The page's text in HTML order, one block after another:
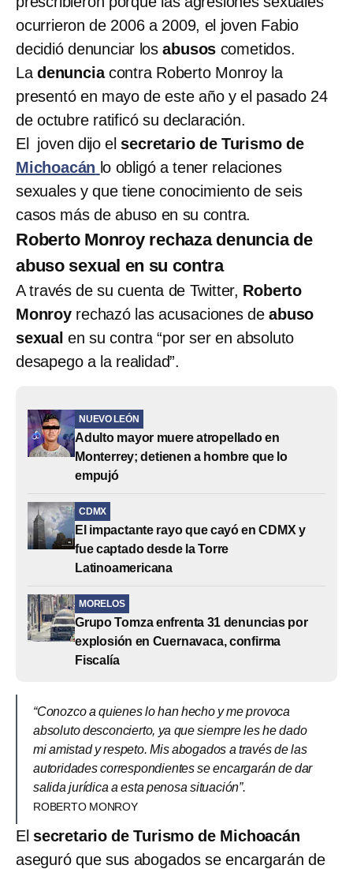
ocurrieron de 2006 a 2009, el joven Fabio
decidió denunciar losabusos cometidos.
La denunciacontra Roberto Monroy la
presentó en mayo de este año y el pasado 24
de octubre ratificó su declaración.
El joven dijo el secretario de Turismo de
Michoacán lo obligó a tener relaciones
sexuales y que tiene conocimiento de seis
casos más de abuso en su contra.
Roberto Monroy rechaza denuncia de
abuso sexual en su contra
A través de su cuenta de Twitter, Roberto
Monroy rechazó las acusaciones deabuso
sexual en su contra “por ser en absoluto
desapego a la realidad”.
NUEVO LEÓN
Adulto mayor muere atropellado en
Monterrey; detienen a hombre que lo
empujó
CDMX
El impactante rayo que cayó en CDMX y
fue captado desde la Torre
Latinoamericana
MORELOS
Grupo Tomza enfrenta 31 denuncias por
explosión en Cuernavaca, confirma
Fiscalía
“Conozco a quienes lo han hecho y me provoca
absoluto desconcierto, ya que siempre les he dado
mi amistad y respeto. Mis abogados a través de las
autoridades correspondientes se encargarán de dar
salida jurídica a esta penosa situación”.
ROBERTO MONROY
El secretario de Turismo de Michoacán
aseguró que sus abogados se encargarán de